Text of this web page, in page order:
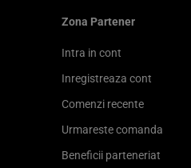
Zona Partener
Intra in cont
Inregistreaza cont
Comenzi recente
Urmareste comanda
Beneficii parteneriat